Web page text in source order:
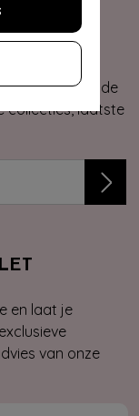
10%
je altijd op de
collecties, laatste
en laat je
van onze